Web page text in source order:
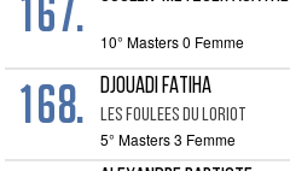
167. 10° Masters 0 Femme
168. DJOUADI FATIHA
LES FOULEES DU LORIOT
5° Masters 3 Femme